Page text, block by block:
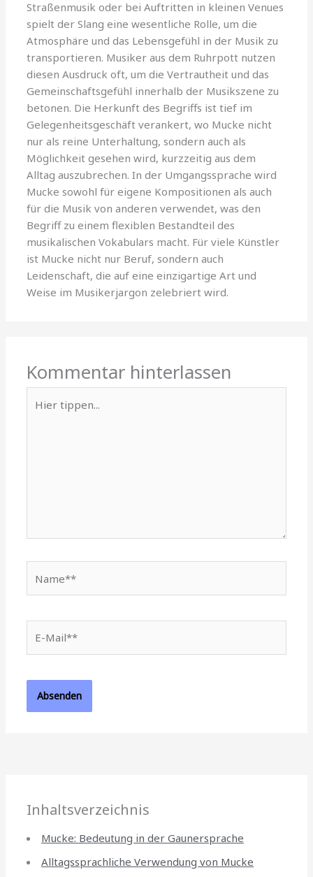
Straßenmusik oder bei Auftritten in kleinen Venues
spielt der Slang eine wesentliche Rolle, um die
Atmosphäre und das Lebensgefühl in der Musik zu
transportieren. Musiker aus dem Ruhrpott nutzen
diesen Ausdruck oft, um die Vertrautheit und das
Gemeinschaftsgefühl innerhalb der Musikszene zu
betonen. Die Herkunft des Begriffs ist tief im
Gelegenheitsgeschäft verankert, wo Mucke nicht
nur als reine Unterhaltung, sondern auch als
Möglichkeit gesehen wird, kurzzeitig aus dem
Alltag auszubrechen. In der Umgangssprache wird
Mucke sowohl für eigene Kompositionen als auch
für die Musik von anderen verwendet, was den
Begriff zu einem flexiblen Bestandteil des
musikalischen Vokabulars macht. Für viele Künstler
ist Mucke nicht nur Beruf, sondern auch
Leidenschaft, die auf eine einzigartige Art und
Weise im Musikerjargon zelebriert wird.
Kommentar hinterlassen
tippen...
Mail**
Inhaltsverzeichnis
Mucke: Bedeutung in der Gaunersprache
Alltagssprachliche Verwendung von Mucke